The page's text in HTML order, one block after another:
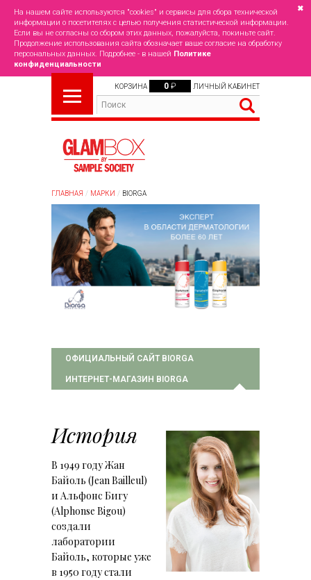
На нашем сайте используются "cookies" и сервисы для сбора технической
информации о посетителях с целью получения статистической информации.
Если вы не согласны со сбором этих данных, пожалуйста, покиньте сайт.
Продолжение использования сайта обозначает ваше согласие на обработку
персональных данных. Подробнее - в нашей Политике
конфиденциальности
✖
КОРЗИНА 0 ₽ ЛИЧНЫЙ КАБИНЕТ
ГЛАВНАЯ МАРКИ BIORGA
ОФИЦИАЛЬНЫЙ САЙТ BIORGA
ИНТЕРНЕТ-МАГАЗИН BIORGA
История
В 1949 году Жан
Байоль (Jean Bailleul)
и Альфонс Бигу
(Alphonse Bigou)
создали
лаборатории
Байоль, которые уже
в 1950 году стали